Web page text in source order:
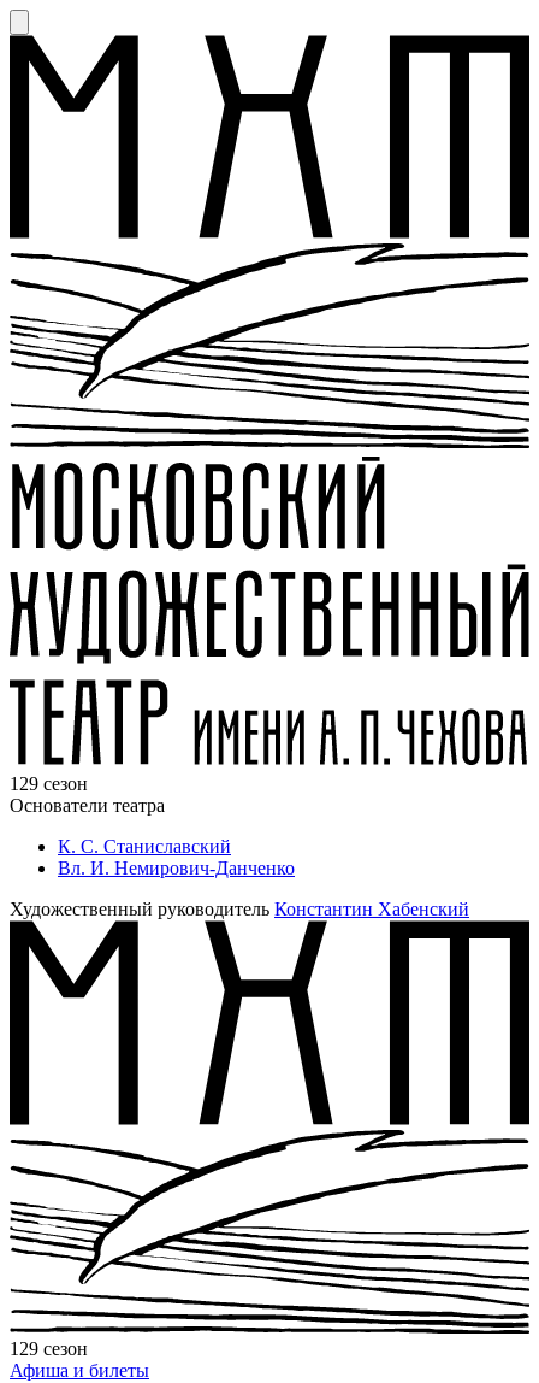
129 сезон
Основатели театра
К. С. Станиславский
Вл. И. Немирович-Данченко
Художественный руководитель Константин Хабенский
129 сезон
Афиша и билеты